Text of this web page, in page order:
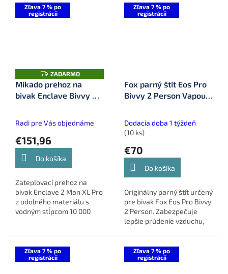
ochranu pred nepriaznivým
počasím.
stĺpec 5000 mm a lepené
švy zabezpečujú...
Zľava 7 % po
registrácii
Z
A
D
A
ZADARMO
Mikado prehoz na
bivak Enclave Bivvy XL
Radi pre Vás objednáme
€151,96
Do košíka
Zatepľovací prehoz na
bivak Enclave 2 Man XL Pro
z odolného materiálu s
vodným stĺpcom 10 000
počas chladných mesiacov.
Zľava 7 % po
registrácii
Fox parný štít Eos Pro
Bivvy 2 Person Vapour
Dodacia doba 1 týždeň
(10 ks)
€70
Do košíka
Originálny parný štít určený
pre bivak Fox Eos Pro Bivvy
2 Person. Zabezpečuje
lepšie prúdenie vzduchu,
komfort počas pobytu v
bivaku.
Zľava 7 % po
registrácii
Zľava 7 % po
registrácii